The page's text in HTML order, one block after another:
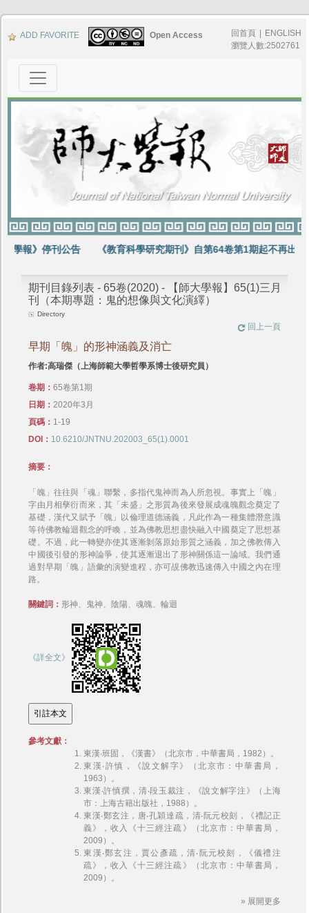
ADD FAVORITE Open Access 回首頁
ENGLISH
瀏覽人數:2502761
學報》停刊公告 《教育科學研究期刊》自第64卷第1期起不再出版
期刊目錄列表 - 65卷(2020) - 【師大學報】65(1)三月
刊（本期專題：鬼的想像與文化演繹）
Directory
回上一頁
早期「魄」的形神涵義及消亡
作者:高瑞傑（上海師範大學哲學系博士後研究員）
卷期：65卷第1期
日期：2020年3月
頁碼： 1-19
DOI： 10.6210/JNTNU.202003_65(1).0001
摘要：
「魄」往往與「魂」聯繫，多指代鬼神而為人所忽視。事實上「魄」
字由月相孳衍而來，其「未盛」之形質為後來發展成魂魄觀念奠定了
基礎，漢代又賦予「魄」以倫理道德涵義，凡此作為一種集體潛意識
等待佛教輪迴觀念的呼喚，並為佛教思想盡快融入中國奠定了思想基
礎。不過，此一轉變亦使其逐漸剝落原始形質之涵義，加之佛教傳入
中國後引發的形神論爭，使其逐漸退出了形神關係這一論域。我們通
過對早期「魄」語彙的演變進程，亦可覘佛教迅速傳入中國之內在理
路。
關鍵詞： 形神、鬼神、陰陽、魂魄、輪迴
《詳全文》
參考文獻：
東漢‧班固，《漢書》（北京市，中華書局，1982）。
東漢‧許慎，《說文解字》（北京市：中華書局，
1963）。
東漢‧許慎撰，清‧段玉裁注，《說文解字注》（上海
市：上海古籍出版社，1988）。
東漢‧鄭玄注，唐‧孔穎達疏，清‧阮元校刻，《禮記正
義》，收入《十三經注疏》（北京市：中華書局，
2009）。
東漢‧鄭玄注，賈公彥疏，清‧阮元校刻，《儀禮注
疏》，收入《十三經注疏》（北京市：中華書局，
2009）。
» 展開更多